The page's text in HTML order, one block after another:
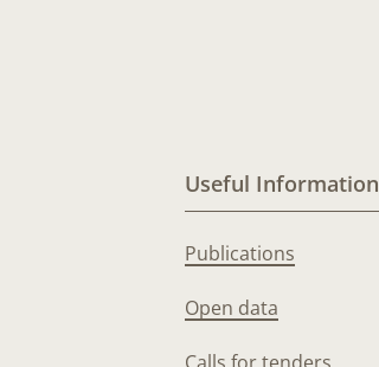
Useful Information
Publications
Open data